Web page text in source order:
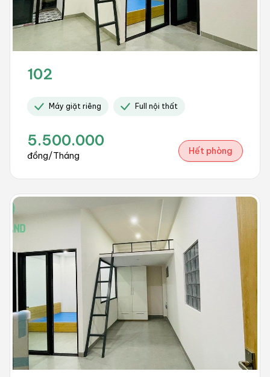
102
Máy giặt riêng Full nội thất
5.500.000
đồng/Tháng Hết phòng